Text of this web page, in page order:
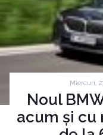
Miercuri,
Noul
acum și cu